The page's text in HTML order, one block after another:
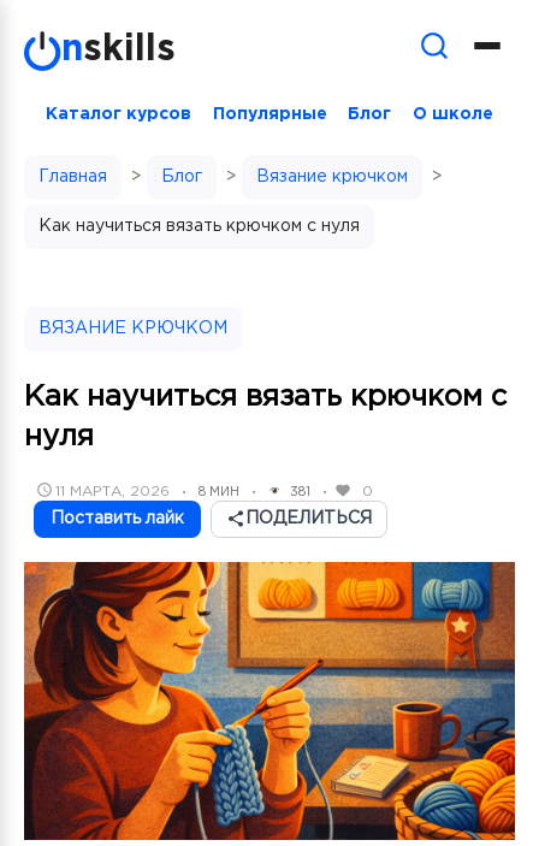
nskills
Каталог курсов Популярные Блог О школе
Главная > Блог > Вязание крючком >
Как научиться вязать крючком с нуля
ВЯЗАНИЕ КРЮЧКОМ
Как научиться вязать крючком с
нуля
POSTED
ON
11 МАРТА, 2026 • 8 МИН • 381 • 0
Поставить лайк ПОДЕЛИТЬСЯ